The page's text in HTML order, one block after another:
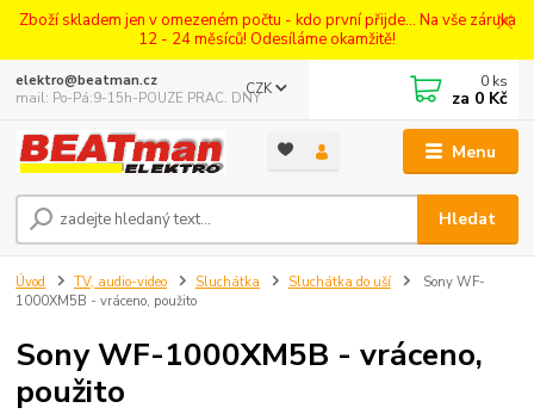
Zboží skladem jen v omezeném počtu - kdo první přijde... Na vše záruka
12 - 24 měsíců! Odesíláme okamžitě!
Menu
CZK
Hledat
elektro@beatman.cz
mail: Po-Pá:9-15h-POUZE PRAC. DNY
0 ks
za 0 Kč
Úvod TV, audio-video Sluchátka Sluchátka do uší
Sony WF-
1000XM5B - vráceno, použito
Sony WF-1000XM5B - vráceno,
použito